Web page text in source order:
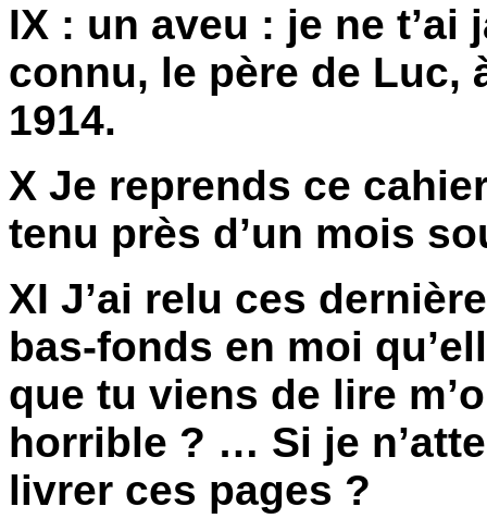
IX : un aveu : je ne t’ai
connu, le père de Luc,
1914.
X Je reprends ce
tenu près d’un mois
XI J’ai relu ces
bas-fonds en moi
que tu viens de lire
horrible ? … Si je
livrer ces pages ?